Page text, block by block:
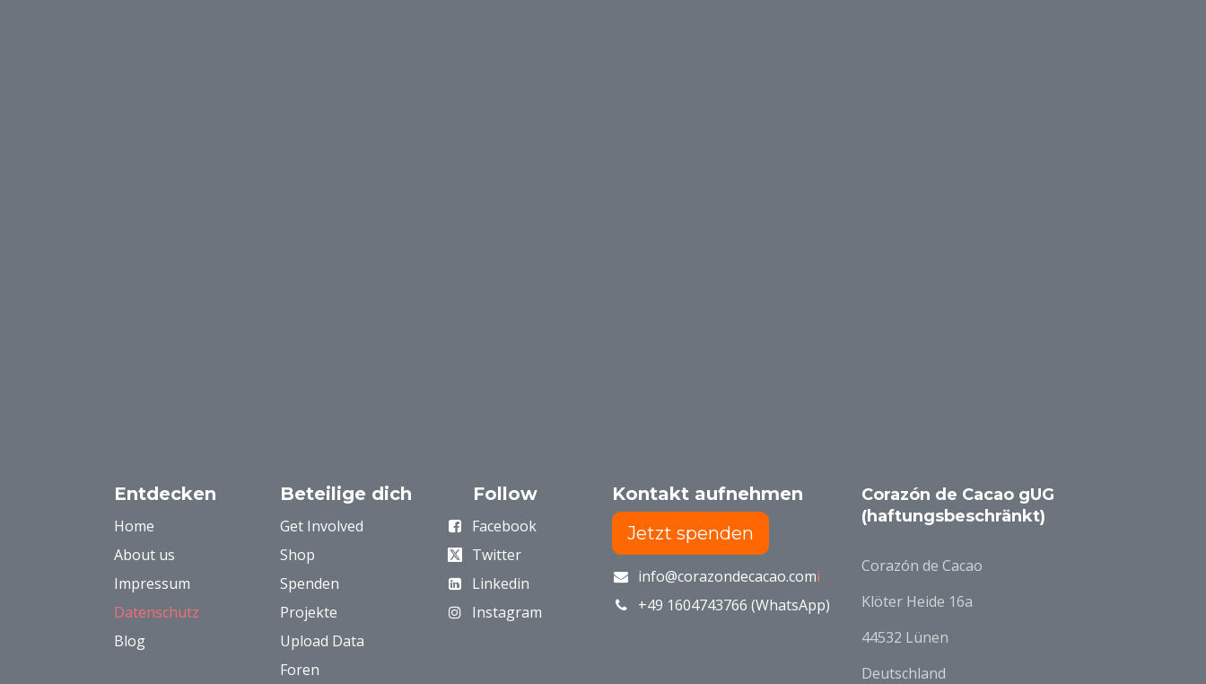
Beteilige dich
Get Involved
Shop
Spenden
Projekte
Upload Data
Foren
Follow
Facebook
Twitter
Linkedin
Instagram
Kontakt aufnehmen
Jetzt spenden
info@corazondecacao.comi
+49 1604743766 (WhatsApp)
Corazón de Cacao gUG
(haftungsbeschränkt)
Corazón de Cacao
Klöter Heide 16a
44532 Lünen
Deutschland
Entdecken
Home
About us
Impressum
Datenschutz
Blog